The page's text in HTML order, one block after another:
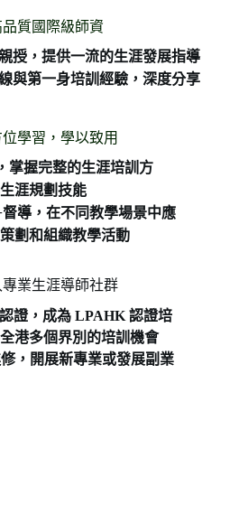
品質國際級師資
授，提供一流的生涯發展指導
與第一身培訓經驗，深度分享
學習，學以致用
掌握完整的生涯培訓方
涯規劃技能
導，在不同教學場景中應
劃和組織教學活動
業生涯導師社群
證，成為 LPAHK 認證培
港多個界別的培訓機會
，開展新專業或發展副業